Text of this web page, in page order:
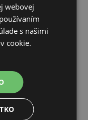
webovej
s našimi
cookie.